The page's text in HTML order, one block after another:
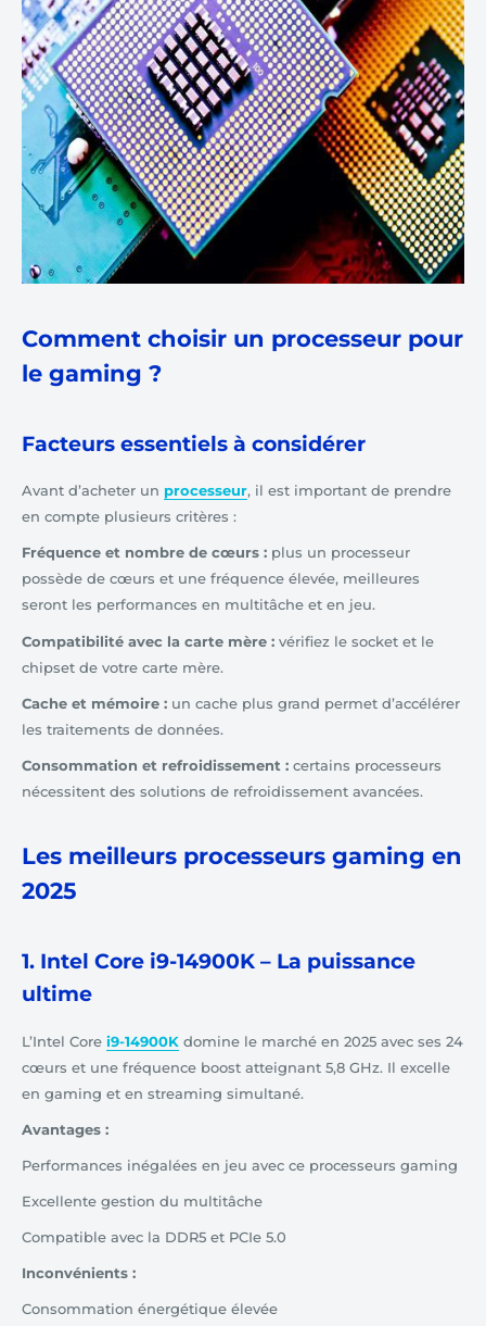
Comment choisir un processeur pour
le gaming ?
Facteurs essentiels à considérer
Avant d’acheter un processeur, il est important de prendre
en compte plusieurs critères :
Fréquence et nombre de cœurs : plus un processeur
possède de cœurs et une fréquence élevée, meilleures
seront les performances en multitâche et en jeu.
Compatibilité avec la carte mère : vérifiez le socket et le
chipset de votre carte mère.
Cache et mémoire : un cache plus grand permet d’accélérer
les traitements de données.
Consommation et refroidissement : certains processeurs
nécessitent des solutions de refroidissement avancées.
Les meilleurs processeurs gaming en
2025
1. Intel Core i9-14900K – La puissance
ultime
L’Intel Core i9-14900K domine le marché en 2025 avec ses 24
cœurs et une fréquence boost atteignant 5,8 GHz. Il excelle
en gaming et en streaming simultané.
Avantages :
Performances inégalées en jeu avec ce processeurs gaming
Excellente gestion du multitâche
Compatible avec la DDR5 et PCIe 5.0
Inconvénients :
Consommation énergétique élevée